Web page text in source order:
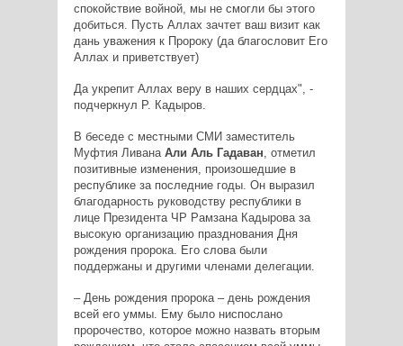
спокойствие войной, мы не смогли бы этого
добиться. Пусть Аллах зачтет ваш визит как
дань уважения к Пророку (да благословит Его
Аллах и приветствует)
Да укрепит Аллах веру в наших сердцах", -
подчеркнул Р. Кадыров.
В беседе с местными СМИ заместитель
Муфтия Ливана Али Аль Гадаван , отметил
позитивные изменения, произошедшие в
республике за последние годы. Он выразил
благодарность руководству республики в
лице Президента ЧР Рамзана Кадырова за
высокую организацию празднования Дня
рождения пророка. Его слова были
поддержаны и другими членами делегации.
– День рождения пророка – день рождения
всей его уммы. Ему было ниспослано
пророчество, которое можно назвать вторым